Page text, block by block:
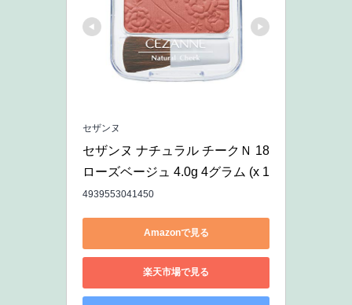
セザンヌ
セザンヌ ナチュラル チークＮ 18
ローズベージュ 4.0g 4グラム (x 1
4939553041450
Amazonで見る
楽天市場で見る